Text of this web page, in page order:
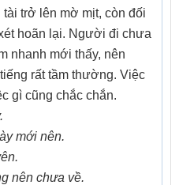
trở lên mờ mịt, còn đối
hoãn lại. Người đi chưa
nhanh mới thấy, nên
rất tầm thường. Việc
gì cũng chắc chắn.
mới nên.
nên chưa về.